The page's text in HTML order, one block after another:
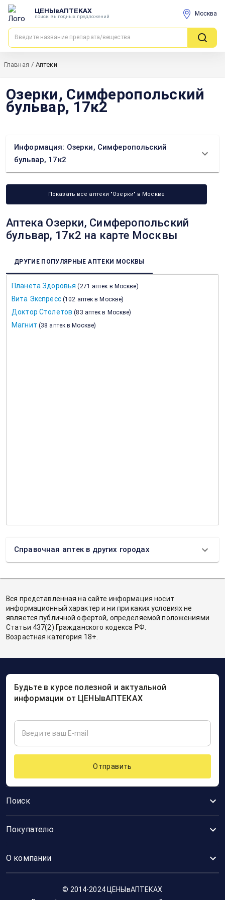
ЦЕНЫвАПТЕКАХ
поиск выгодных предложений Москва
Главная / Аптеки
Озерки, Симферопольский
бульвар, 17к2
Информация: Озерки, Симферопольский
бульвар, 17к2
Показать все аптеки "Озерки" в Москве
Аптека Озерки, Симферопольский
бульвар, 17к2 на карте Москвы
ДРУГИЕ ПОПУЛЯРНЫЕ АПТЕКИ МОСКВЫ
Планета Здоровья (271 аптек в Москве)
Вита Экспресс (102 аптек в Москве)
Доктор Столетов (83 аптек в Москве)
Магнит (38 аптек в Москве)
Справочная аптек в других городах
Вся представленная на сайте информация носит
информационный характер и ни при каких условиях не
является публичной офертой, определяемой положениями
Статьи 437(2) Гражданского кодекса РФ.
Возрастная категория 18+.
Поиск
Покупателю
О компании
Будьте в курсе полезной и актуальной
информации от ЦЕНЫвАПТЕКАХ
Отправить
© 2014-2024 ЦЕНЫвАПТЕКАХ